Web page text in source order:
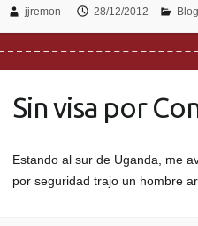
jjremon 28/12/2012 Blog
Sin visa por
Estando al sur de Uganda, me
por seguridad trajo un hombre